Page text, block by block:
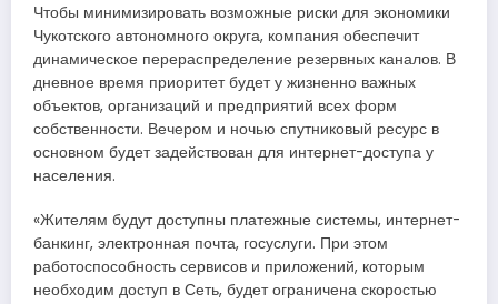
Чтобы минимизировать возможные риски для экономики
Чукотского автономного округа, компания обеспечит
динамическое перераспределение резервных каналов. В
дневное время приоритет будет у жизненно важных
объектов, организаций и предприятий всех форм
собственности. Вечером и ночью спутниковый ресурс в
основном будет задействован для интернет-доступа у
населения.
«Жителям будут доступны платежные системы, интернет-
банкинг, электронная почта, госуслуги. При этом
работоспособность сервисов и приложений, которым
необходим доступ в Сеть, будет ограничена скоростью